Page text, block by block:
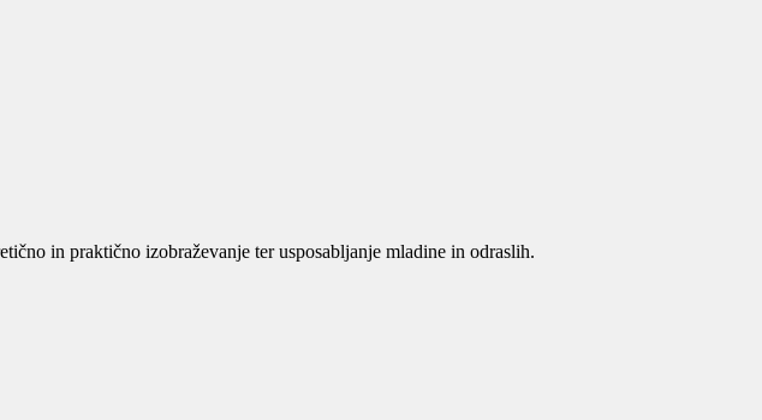
in praktično izobraževanje ter usposabljanje mladine in odraslih.